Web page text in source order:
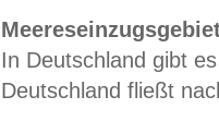
In Deutschland gibt
Deutschland fließt